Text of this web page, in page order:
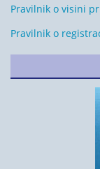
Pravilnik o visini
Pravilnik o